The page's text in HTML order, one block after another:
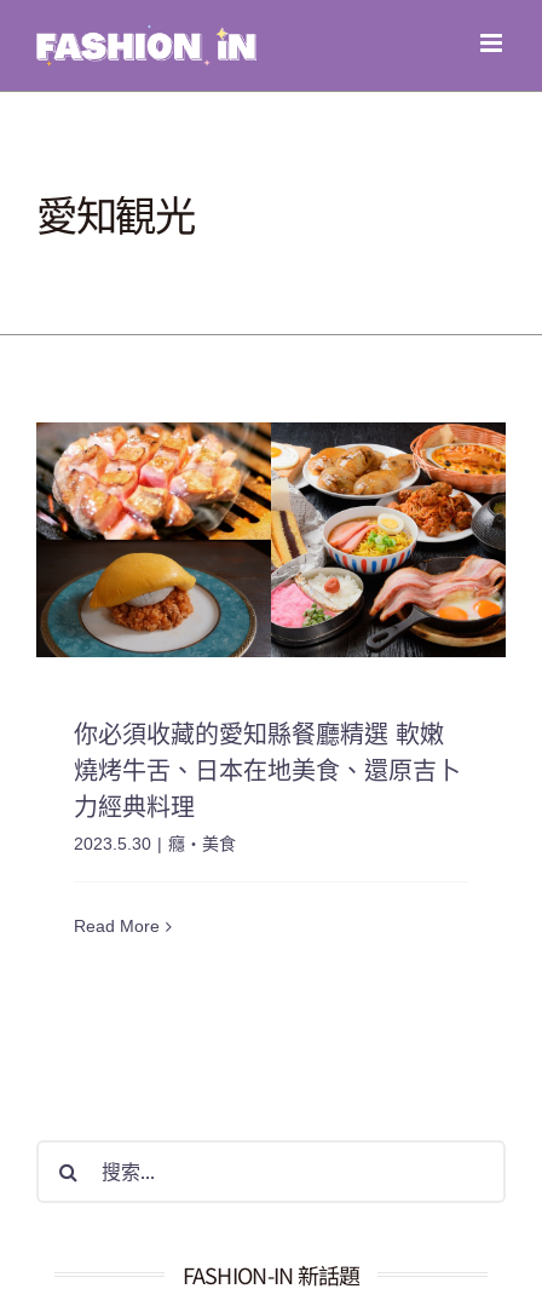
content
愛知観光
你必須收藏的愛知縣餐廳精選 軟嫩
燒烤牛舌、日本在地美食、還原吉卜
力經典料理
2023.5.30 | 癮・美食
Read More
果：
FASHION-IN 新話題